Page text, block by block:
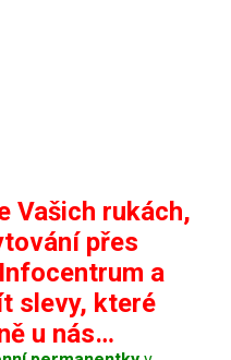
Vašich rukách,
přes
a
slevy, které
u nás…